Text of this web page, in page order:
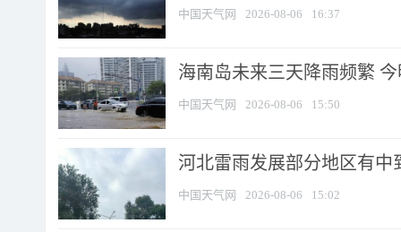
中国天气网 2026-08-06 16:37
海南岛未来三天降雨频繁
中国天气网 2026-08-06 15:50
河北雷雨发展部分地区有中
中国天气网 2026-08-06 15:02